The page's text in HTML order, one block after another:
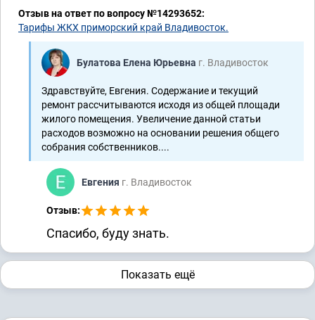
Отзыв на ответ по вопросу №14293652:
Тарифы ЖКХ приморский край Владивосток.
Булатова Елена Юрьевна г. Владивосток
Здравствуйте, Евгения. Содержание и текущий
ремонт рассчитываются исходя из общей площади
жилого помещения. Увеличение данной статьи
расходов возможно на основании решения общего
собрания собственников....
Евгения г. Владивосток
Отзыв:
Спасибо, буду знать.
Показать ещё